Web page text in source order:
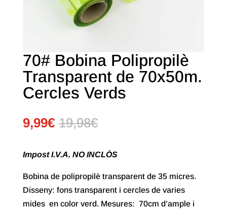
70# Bobina Polipropilè
Transparent de 70x50m.
Cercles Verds
9,99€ 19,98€
Impost I.V.A. NO INCLÒS
Bobina de polipropilè transparent de 35 micres.
Disseny: fons transparent i cercles de varies
mides en color verd. Mesures: 70cm d’ample i